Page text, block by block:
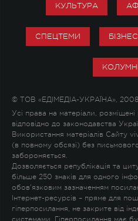
КУЛЬТУРА
СПЕЦТЕМИ БІЗНЕС
© ТОВ «ЕДІМЕДІА-УКРАЇНА»,
Усі права на матеріали,
відповідно до законодавства
Використання матеріалів Сайту
(в повному обсязі) без
забороняється.
Дозволяється републікація та
більше 250 знаків для одного
обов'язковим зазначенням
Інтернет-ресурсів – пряме для
гіперпосилання, не закрите від
системами. Гіперпосилання має